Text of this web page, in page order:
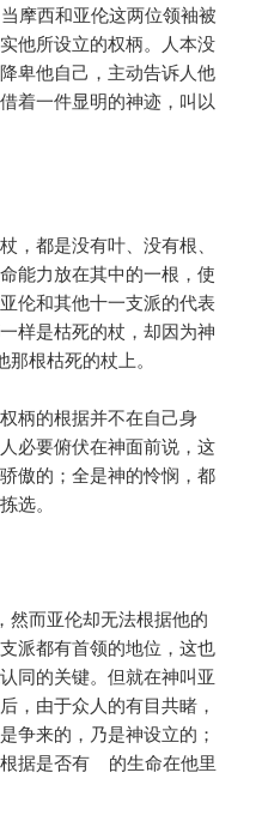
摩西和亚伦这两位领袖被
他所设立的权柄。人本没
卑他自己，主动告诉人他
着一件显明的神迹，叫以
，都是没有叶、没有根、
能力放在其中的一根，使
伦和其他十一支派的代表
样是枯死的杖，却因为神
根枯死的杖上。
柄的根据并不在自己身
必要俯伏在神面前说，这
傲的；全是神的怜悯，都
选。
而亚伦却无法根据他的
派都有首领的地位，这也
同的关键。但就在神叫亚
，由于众人的有目共睹，
争来的，乃是神设立的；
据是否有 的生命在他里